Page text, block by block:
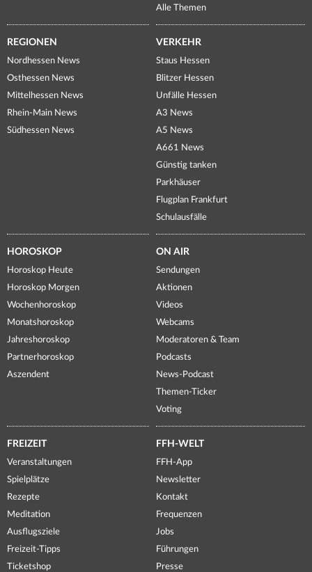
Alle Themen
REGIONEN
Nordhessen News
Osthessen News
Mittelhessen News
Rhein-Main News
Südhessen News
VERKEHR
Staus Hessen
Blitzer Hessen
Unfälle Hessen
A3 News
A5 News
A661 News
Günstig tanken
Parkhäuser
Flugplan Frankfurt
Schulausfälle
HOROSKOP
Horoskop Heute
Horoskop Morgen
Wochenhoroskop
Monatshoroskop
Jahreshoroskop
Partnerhoroskop
Aszendent
ON AIR
Sendungen
Aktionen
Videos
Webcams
Moderatoren & Team
Podcasts
News-Podcast
Themen-Ticker
Voting
FREIZEIT
Veranstaltungen
Spielplätze
Rezepte
Meditation
Ausflugsziele
Freizeit-Tipps
Ticketshop
FFH-WELT
FFH-App
Newsletter
Kontakt
Frequenzen
Jobs
Führungen
Presse